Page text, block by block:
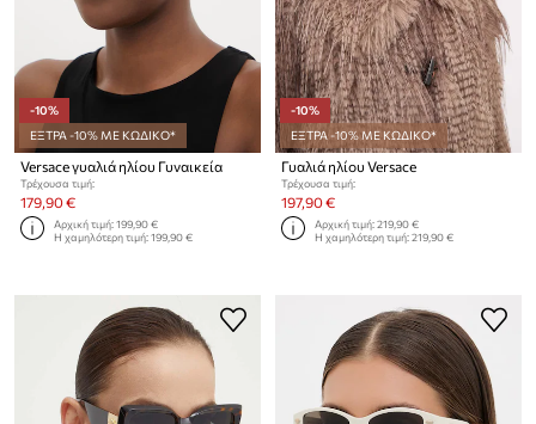
-10%
ΕΞΤΡΑ -10% ΜΕ ΚΩΔΙΚΟ*
Versace γυαλιά ηλίου Γυναικεία
Τρέχουσα τιμή:
179,90 €
Αρχική τιμή:199,90 €
Η χαμηλότερη τιμή:199,90 €
-10%
ΕΞΤΡΑ -10% ΜΕ ΚΩΔΙΚΟ*
Γυαλιά ηλίου Versace
Τρέχουσα τιμή:
197,90 €
Αρχική τιμή:219,90 €
Η χαμηλότερη τιμή:219,90 €